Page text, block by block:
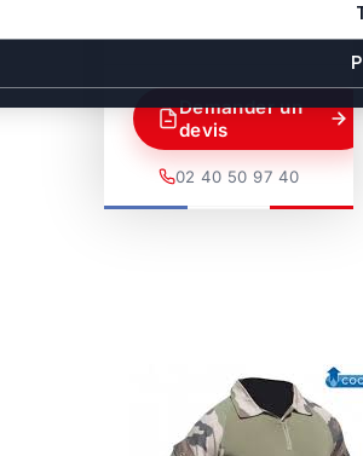
Demander un
devis
02 40 50 97 40